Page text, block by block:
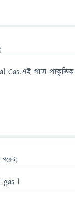
গ্যাস
পয়েন্ট)
gas l